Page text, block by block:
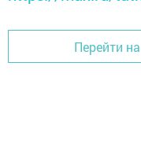
Перейти